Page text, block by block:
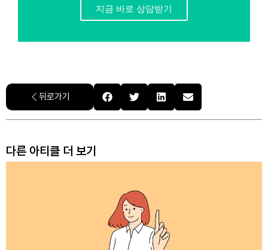
지금 바로 상담받기
뒤로가기
다른 아티클 더 보기